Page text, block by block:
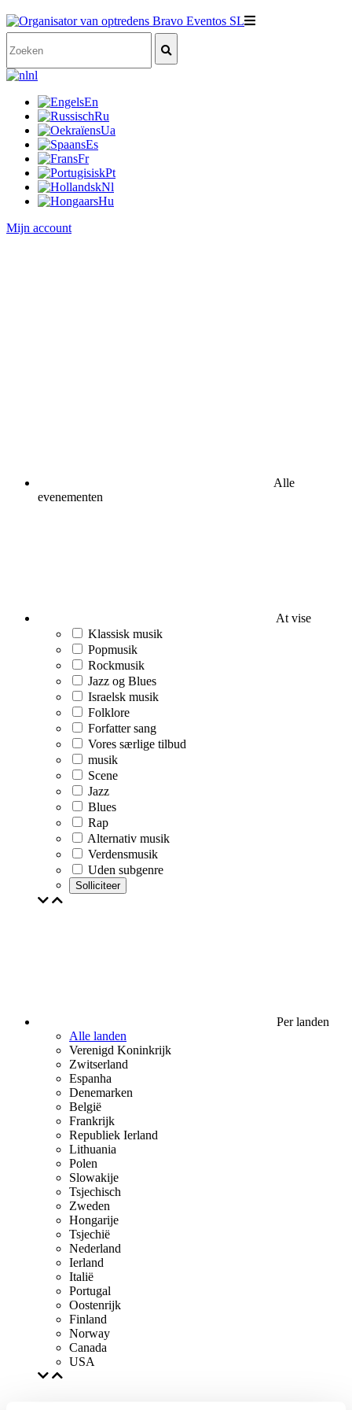
nl
En
Ru
Ua
Es
Fr
Pt
Nl
Hu
Mijn account
Alle
evenementen
At vise
Klassisk musik
Popmusik
Rockmusik
Jazz og Blues
Israelsk musik
Folklore
Forfatter sang
Vores særlige tilbud
musik
Scene
Jazz
Blues
Rap
Alternativ musik
Verdensmusik
Uden subgenre
Solliciteer
Per landen
Alle landen
Verenigd Koninkrijk
Zwitserland
Espanha
Denemarken
België
Frankrijk
Republiek Ierland
Lithuania
Polen
Slowakije
Tsjechisch
Zweden
Hongarije
Tsjechië
Nederland
Ierland
Italië
Portugal
Oostenrijk
Finland
Norway
Canada
USA